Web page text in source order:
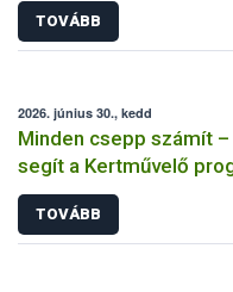
TOVÁBB
2026. június 30., kedd
Minden csepp számít
segít a Kertművelő
TOVÁBB